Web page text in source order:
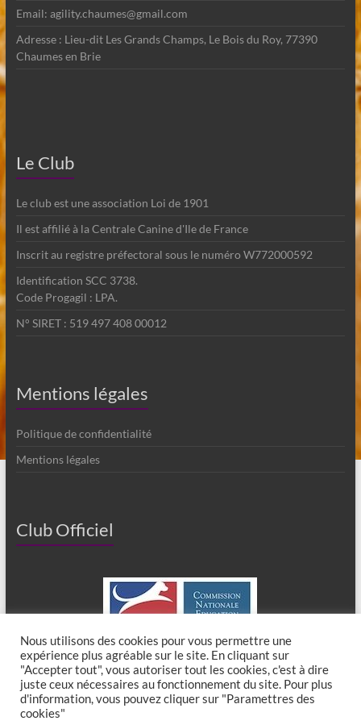
Email: agility.chaumes@gmail.com
Adresse : Lieu-dit Les Grands Champs, Le Bois du Roy, 77390
Chaumes en Brie
Le Club
Le club est une association Loi de 1901
Il est affilié à la Centrale Canine d'Ile de France
Inscrit au registre préfectoral sous le numéro W772000592
Identification SCC 3738.
Code Progagil : LPA.
N° SIRET : 519 497 408 00012
Mentions légales
Politique de confidentialité
Mentions légales
Club Officiel
Nous utilisons des cookies pour vous permettre une
expérience plus agréable sur le site. En cliquant sur
"Accepter tout", vous autoriser tout les cookies, c'est à dire
juste ceux nécessaires au fonctionnement du site. Pour plus
d'information, vous pouvez cliquer sur "Paramettres des
cookies"